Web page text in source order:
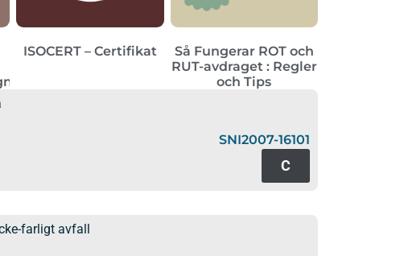
ISOCERT – Certifikat
Så Fungerar ROT och
RUT-avdraget : Regler
och Tips
SNI2007-16101
C
farligt avfall